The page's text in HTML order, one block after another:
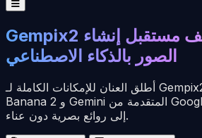
Gempix2 مجاني: اكتشف مستقبل إنشاء
الصور بالذكاء الاصطناعي
أطلق العنان للإمكانات الكاملة لـ Gempix2. مدعومًا بتقنية Nano
Banana 2 و Gemini المتقدمة من Google، حوّل أفكارك النصية
إلى روائع بصرية دون عناء.